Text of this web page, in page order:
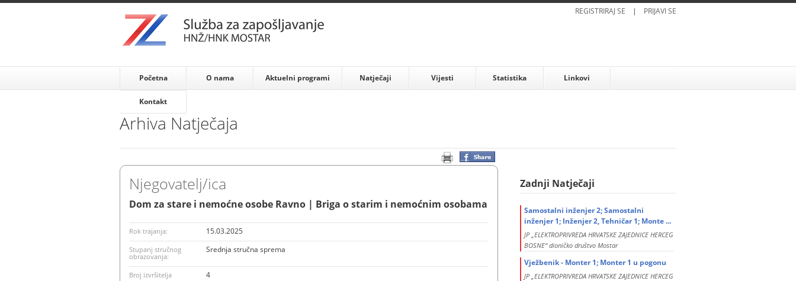
REGISTRIRAJ SE | PRIJAVI SE
Početna O nama Aktuelni programi Natječaji Vijesti Statistika Linkovi
Kontakt
Arhiva Natječaja
Njegovatelj/ica
Dom za stare i nemoćne osobe Ravno | Briga o starim i nemoćnim osobama
Rok trajanja: 15.03.2025
Stupanj stručnog
obrazovanja:
Srednja stručna sprema
Broj izvršitelja 4
Zadnji Natječaji
Samostalni inženjer 2; Samostalni
inženjer 1; Inženjer 2, Tehničar 1; Monte ...
JP „ELEKTROPRIVREDA HRVATSKE ZAJEDNICE HERCEG
BOSNE“ dioničko društvo Mostar
Vježbenik - Monter 1; Monter 1 u pogonu
JP „ELEKTROPRIVREDA HRVATSKE ZAJEDNICE HERCEG